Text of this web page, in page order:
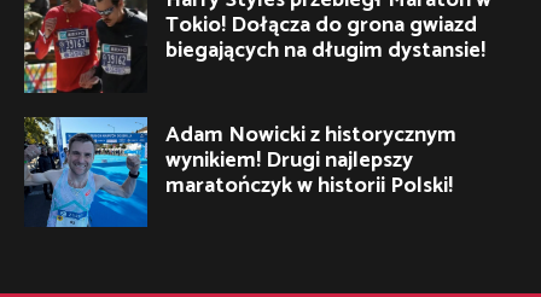
Tokio! Dołącza do grona gwiazd
biegających na długim dystansie!
Adam Nowicki z historycznym
wynikiem! Drugi najlepszy
maratończyk w historii Polski!